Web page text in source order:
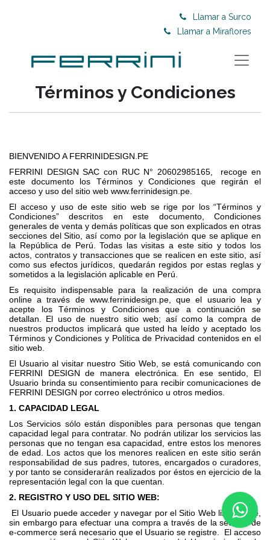
Llamar a Surco
Llamar a Miraflores
Términos y Condiciones
BIENVENIDO A FERRINIDESIGN.PE
FERRINI DESIGN SAC con RUC N° 20602985165, recoge en
este documento los Términos y Condiciones que regirán el
acceso y uso del sitio web www.ferrinidesign.pe.
El acceso y uso de este sitio web se rige por los “Términos y
Condiciones” descritos en este documento, Condiciones
generales de venta y demás políticas que son explicados en otras
secciones del Sitio, así como por la legislación que se aplique en
la República de Perú. Todas las visitas a este sitio y todos los
actos, contratos y transacciones que se realicen en este sitio, así
como sus efectos jurídicos, quedarán regidos por estas reglas y
sometidos a la legislación aplicable en Perú.
Es requisito indispensable para la realización de una compra
online a través de www.ferrinidesign.pe, que el usuario lea y
acepte los Términos y Condiciones que a continuación se
detallan. El uso de nuestro sitio web; así como la compra de
nuestros productos implicará que usted ha leído y aceptado los
Términos y Condiciones y Política de Privacidad contenidos en el
sitio web.
El Usuario al visitar nuestro Sitio Web, se está comunicando con
FERRINI DESIGN de manera electrónica. En ese sentido, El
Usuario brinda su consentimiento para recibir comunicaciones de
FERRINI DESIGN por correo electrónico u otros medios.
1. CAPACIDAD LEGAL
Los Servicios sólo están disponibles para personas que tengan
capacidad legal para contratar. No podrán utilizar los servicios las
personas que no tengan esa capacidad, entre estos los menores
de edad. Los actos que los menores realicen en este sitio serán
responsabilidad de sus padres, tutores, encargados o curadores,
y por tanto se considerarán realizados por éstos en ejercicio de la
representación legal con la que cuentan.
2. REGISTRO Y USO DEL SITIO WEB:
El Usuario puede acceder y navegar por el Sitio Web libremente,
sin embargo para efectuar una compra a través de la sección de
e-commerce será necesario que el Usuario se registre. El acceso